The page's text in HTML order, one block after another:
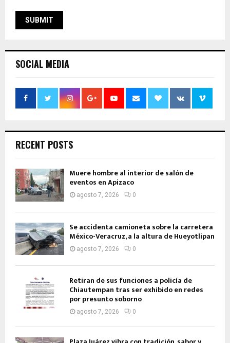
SOCIAL MEDIA
RECENT POSTS
Muere hombre al interior de salón de
eventos en Apizaco
agosto 7, 2026 0
Se accidenta camioneta sobre la carretera
México-Veracruz, a la altura de Hueyotlipan
agosto 7, 2026 0
Retiran de sus funciones a policía de
Chiautempan tras ser exhibido en redes
por presunto soborno
agosto 7, 2026 0